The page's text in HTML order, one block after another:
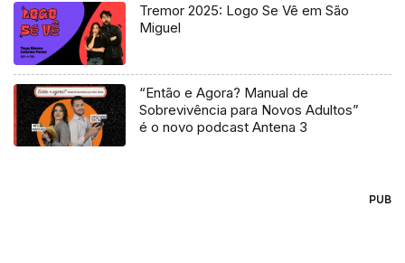
Tremor 2025: Logo Se Vê em São
Miguel
“Então e Agora? Manual de
Sobrevivência para Novos Adultos”
é o novo podcast Antena 3
PUB